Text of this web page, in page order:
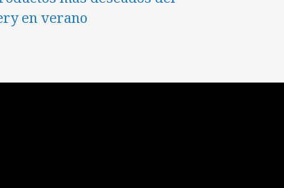
en verano